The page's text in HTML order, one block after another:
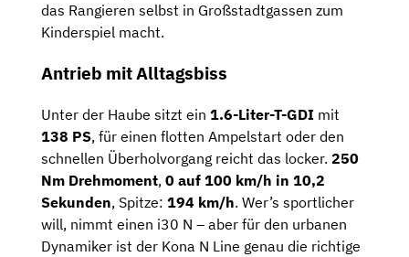
das Rangieren selbst in Großstadtgassen zum
Kinderspiel macht.
Antrieb mit Alltagsbiss
Unter der Haube sitzt ein 1.6-Liter-T-GDI mit
138 PS, für einen flotten Ampelstart oder den
schnellen Überholvorgang reicht das locker. 250
Nm Drehmoment, 0 auf 100 km/h in 10,2
Sekunden, Spitze: 194 km/h. Wer’s sportlicher
will, nimmt einen i30 N – aber für den urbanen
Dynamiker ist der Kona N Line genau die richtige